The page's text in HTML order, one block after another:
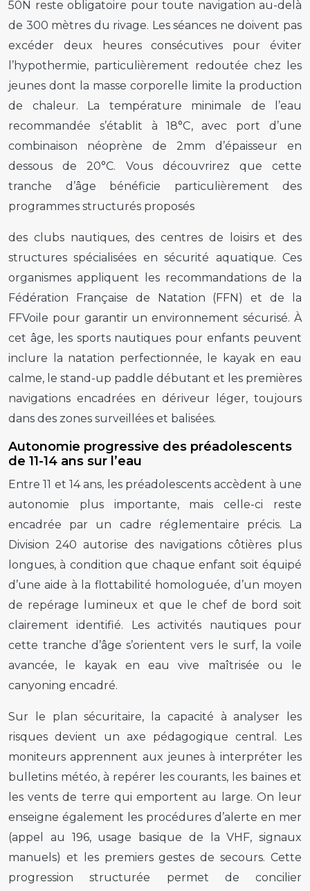
50N reste obligatoire pour toute navigation au-delà
de 300 mètres du rivage. Les séances ne doivent pas
excéder deux heures consécutives pour éviter
l’hypothermie, particulièrement redoutée chez les
jeunes dont la masse corporelle limite la production
de chaleur. La température minimale de l’eau
recommandée s’établit à 18°C, avec port d’une
combinaison néoprène de 2mm d’épaisseur en
dessous de 20°C. Vous découvrirez que cette
tranche d’âge bénéficie particulièrement des
programmes structurés proposés
des clubs nautiques, des centres de loisirs et des
structures spécialisées en sécurité aquatique. Ces
organismes appliquent les recommandations de la
Fédération Française de Natation (FFN) et de la
FFVoile pour garantir un environnement sécurisé. À
cet âge, les sports nautiques pour enfants peuvent
inclure la natation perfectionnée, le kayak en eau
calme, le stand-up paddle débutant et les premières
navigations encadrées en dériveur léger, toujours
dans des zones surveillées et balisées.
Autonomie progressive des préadolescents
de 11-14 ans sur l’eau
Entre 11 et 14 ans, les préadolescents accèdent à une
autonomie plus importante, mais celle-ci reste
encadrée par un cadre réglementaire précis. La
Division 240 autorise des navigations côtières plus
longues, à condition que chaque enfant soit équipé
d’une aide à la flottabilité homologuée, d’un moyen
de repérage lumineux et que le chef de bord soit
clairement identifié. Les activités nautiques pour
cette tranche d’âge s’orientent vers le surf, la voile
avancée, le kayak en eau vive maîtrisée ou le
canyoning encadré.
Sur le plan sécuritaire, la capacité à analyser les
risques devient un axe pédagogique central. Les
moniteurs apprennent aux jeunes à interpréter les
bulletins météo, à repérer les courants, les baïnes et
les vents de terre qui emportent au large. On leur
enseigne également les procédures d’alerte en mer
(appel au 196, usage basique de la VHF, signaux
manuels) et les premiers gestes de secours. Cette
progression structurée permet de concilier